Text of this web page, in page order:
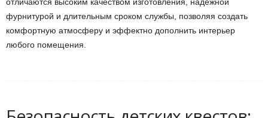
фурнитурой и длительным сроком службы, позволяя создать
комфортную атмосферу и эффектно дополнить интерьер
любого помещения.